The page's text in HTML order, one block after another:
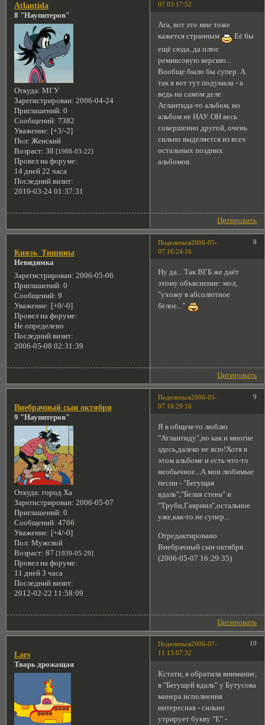
07 03:17:52
Atlantida
8 "Наупитеров"
Откуда: МГУ
Зарегистрирован: 2006-04-24
Приглашений: 0
Сообщений: 7382
Уважение: [+3/-2]
Пол: Женский
Возраст: 38 [1988-03-22]
Провел на форуме:
14 дней 22 часа
Последний визит:
2010-03-24 01:37:31
Ага, вот это мне тоже
кажется странным
Её бы
ещё сюда, да плюс
ремиксовую версию...
Вообще было бы супер. А
так я вот тут подумала - а
ведь на самом деле
Атлантида-то альбом, но
альбом не НАУ. ОН весь
совершенно другой, очень
сильно выделяется из всех
остальных поздних
альбомов.
Цитировать
Поделиться 8
2006-05-
07 16:24:16
Князь_Тишины
Невидимка
Зарегистрирован: 2006-05-06
Приглашений: 0
Сообщений: 9
Уважение: [+0/-0]
Провел на форуме:
Не определено
Последний визит:
2006-05-08 02:31:39
Ну да... Так ВГБ же даёт
этому объяснение: мол,
"ухожу в абсолютное
белое..."
Цитировать
Поделиться 9
2006-05-
07 16:29:16
Внебрачный сын октября
9 "Наупитеров"
Откуда: город Ха
Зарегистрирован: 2006-05-07
Приглашений: 0
Сообщений: 4766
Уважение: [+4/-0]
Пол: Мужской
Возраст: 87 [1939-05-29]
Провел на форуме:
11 дней 3 часа
Последний визит:
2012-02-22 11:58:09
Я в общем-то люблю
"Атлантиду",но как и многие
здесь,далеко не всю!Хотя в
этом альбоме и есть что-то
необычное...А мои любимые
песни - "Бегущая
вдаль","Белая стена" и
"Труби,Гавриил",остальное
уже,как-то не супер...
Отредактировано
Внебрачный сын октября
(2006-05-07 16:29:35)
Цитировать
Поделиться 10
2006-07-
11 13:07:32
Lars
Тварь дрожащая
Кстати, я обратила внимание,
в "Бегущей вдаль" у Бутусова
манера исполнения
интересная - сильно
утрирует букву "Е" -